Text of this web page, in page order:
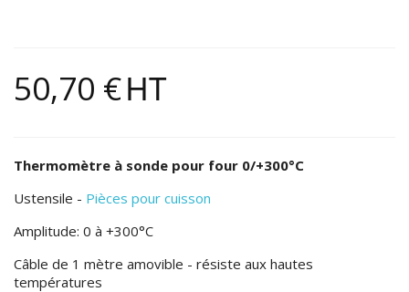
50,70 €HT
Thermomètre à sonde pour four 0/+300°C
Ustensile - Pièces pour cuisson
Amplitude: 0 à +300°C
Câble de 1 mètre amovible - résiste aux hautes
températures